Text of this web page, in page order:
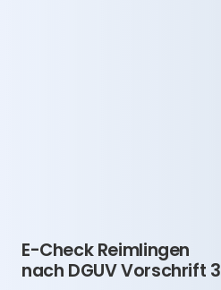
E-Check Reimlingen
nach DGUV Vorschrift 3